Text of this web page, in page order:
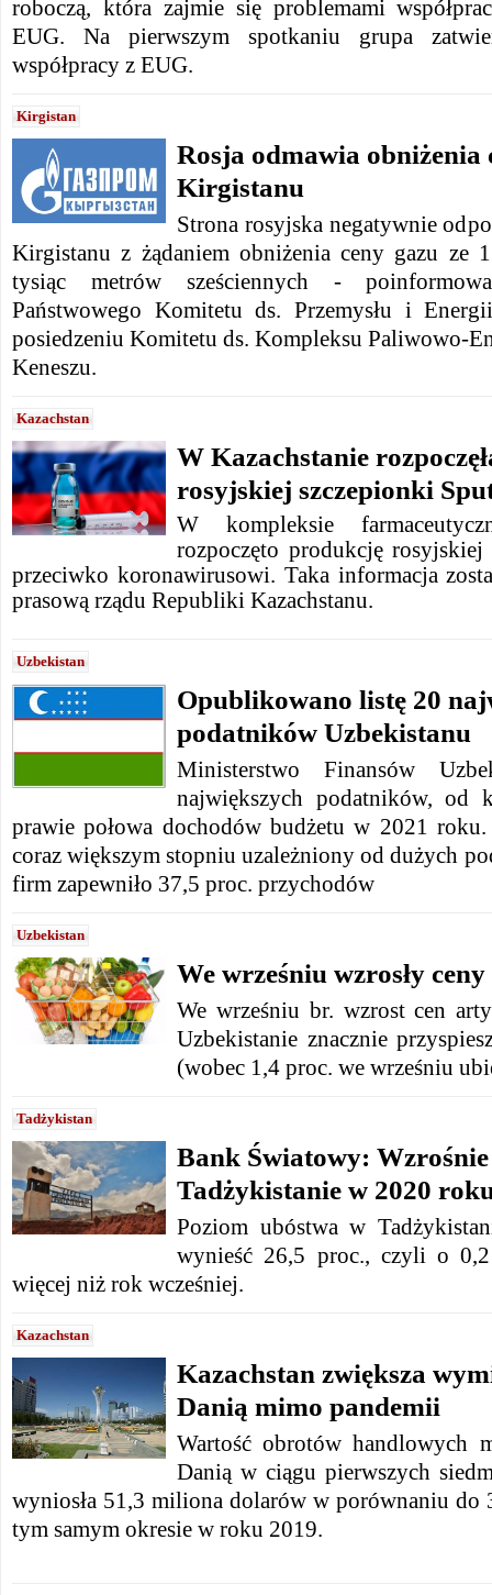
roboczą, która zajmie się problemami
EUG. Na pierwszym spotkaniu grupa
współpracy z EUG.
Kirgistan
Rosja odmawia obniżenia
Kirgistanu
Strona rosyjska negatywnie
Kirgistanu z żądaniem obniżenia ceny gazu ze
tysiąc metrów sześciennych -
Państwowego Komitetu ds. Przemysłu i
posiedzeniu Komitetu ds. Kompleksu Paliwowo-
Keneszu.
Kazachstan
W Kazachstanie
rosyjskiej szczepionki
W kompleksie
rozpoczęto produkcję
przeciwko koronawirusowi. Taka informacja
prasową rządu Republiki Kazachstanu.
Uzbekistan
Opublikowano listę 20
podatników Uzbekistanu
Ministerstwo Finansów
największych podatników, od
prawie połowa dochodów budżetu w 2021
coraz większym stopniu uzależniony od dużych
firm zapewniło 37,5 proc. przychodów
Uzbekistan
We wrześniu wzrosły
We wrześniu br. wzrost cen
Uzbekistanie znacznie
(wobec 1,4 proc. we wrześniu
Tadżykistan
Bank Światowy:
Tadżykistanie w 2020
Poziom ubóstwa w
wynieść 26,5 proc., czyli o
więcej niż rok wcześniej.
Kazachstan
Kazachstan zwiększa
Danią mimo pandemii
Wartość obrotów handlowych
Danią w ciągu pierwszych
wyniosła 51,3 miliona dolarów w porównaniu
tym samym okresie w roku 2019.